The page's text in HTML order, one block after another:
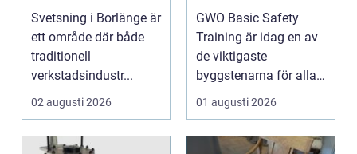
konstruktion
Svetsning i Borlänge är
ett område där både
traditionell
verkstadsindustr...
02 augusti 2026
vindkraftsbransch
en
GWO Basic Safety
Training är idag en av
de viktigaste
byggstenarna för alla
som vill arbet...
01 augusti 2026